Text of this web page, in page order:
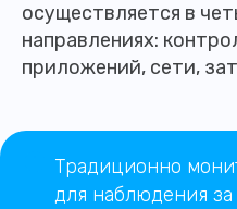
осуществляется в
направлениях:
приложений, сети,
Традиционно
для наблюдения